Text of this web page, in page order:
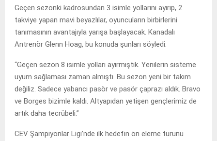
Geçen sezonki kadrosundan 3 isimle yollarını ayırıp, 2
takviye yapan mavi beyazlılar, oyuncuların birbirlerini
tanımasının avantajıyla yarışa başlayacak. Kanadalı
Antrenör Glenn Hoag, bu konuda şunları söyledi:
“Geçen sezon 8 isimle yolları ayırmıştık. Yenilerin sisteme
uyum sağlaması zaman almıştı. Bu sezon yeni bir takım
değiliz. Sadece yabancı pasör ve pasör çaprazı aldık. Bravo
ve Borges bizimle kaldı. Altyapıdan yetişen gençlerimiz de
artık daha tecrübeli.”
CEV Şampiyonlar Ligi’nde ilk hedefin ön eleme turunu